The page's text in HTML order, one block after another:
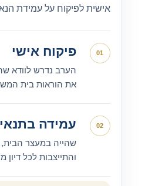
אישית לפיקוח על עמידת
01 פיקוח אישי
הערב נדרש לוודא
את הוראות בית
02 עמידה
שהייה במעצר הבית,
והתייצבות לכל דיון